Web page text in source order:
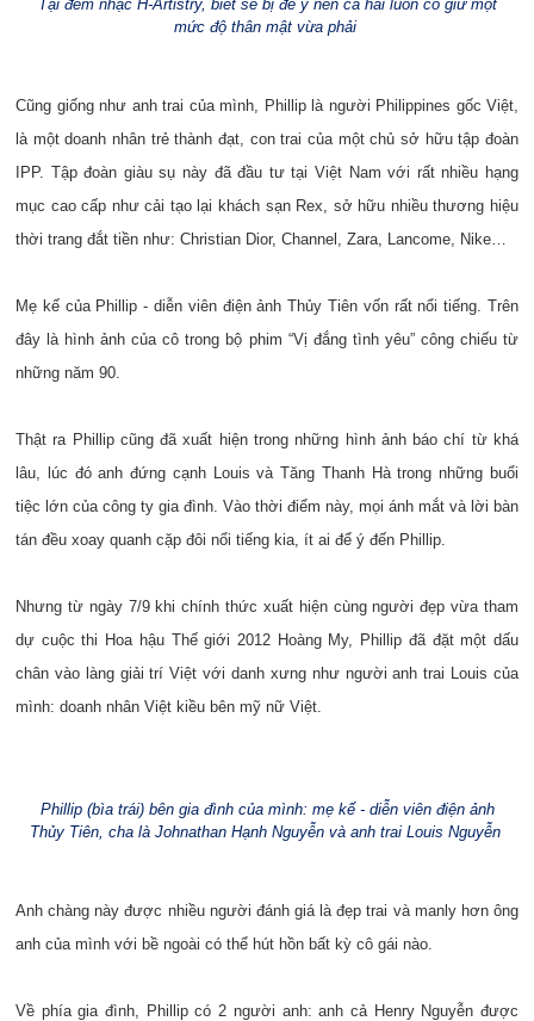
Tại đêm nhạc H-Artistry, biết sẽ bị để ý nên cả hai luôn cố giữ một
mức độ thân mật vừa phải
Cũng giống như anh trai của mình, Phillip là người Philippines gốc Việt,
là một doanh nhân trẻ thành đạt, con trai của một chủ sở hữu tập đoàn
IPP. Tập đoàn giàu sụ này đã đầu tư tại Việt Nam với rất nhiều hạng
mục cao cấp như cải tạo lại khách sạn Rex, sở hữu nhiều thương hiệu
thời trang đắt tiền như: Christian Dior, Channel, Zara, Lancome, Nike…
Mẹ kế của Phillip - diễn viên điện ảnh Thủy Tiên vốn rất nổi tiếng. Trên
đây là hình ảnh của cô trong bộ phim “Vị đắng tình yêu” công chiếu từ
những năm 90.
Thật ra Phillip cũng đã xuất hiện trong những hình ảnh báo chí từ khá
lâu, lúc đó anh đứng cạnh Louis và Tăng Thanh Hà trong những buổi
tiệc lớn của công ty gia đình. Vào thời điểm này, mọi ánh mắt và lời bàn
tán đều xoay quanh cặp đôi nổi tiếng kia, ít ai để ý đến Phillip.
Nhưng từ ngày 7/9 khi chính thức xuất hiện cùng người đẹp vừa tham
dự cuộc thi Hoa hậu Thế giới 2012 Hoàng My, Phillip đã đặt một dấu
chân vào làng giải trí Việt với danh xưng như người anh trai Louis của
mình: doanh nhân Việt kiều bên mỹ nữ Việt.
Phillip (bìa trái) bên gia đình của mình: mẹ kế - diễn viên điện ảnh
Thủy Tiên, cha là Johnathan Hạnh Nguyễn và anh trai Louis Nguyễn
Anh chàng này được nhiều người đánh giá là đẹp trai và manly hơn ông
anh của mình với bề ngoài có thể hút hồn bất kỳ cô gái nào.
Về phía gia đình, Phillip có 2 người anh: anh cả Henry Nguyễn được